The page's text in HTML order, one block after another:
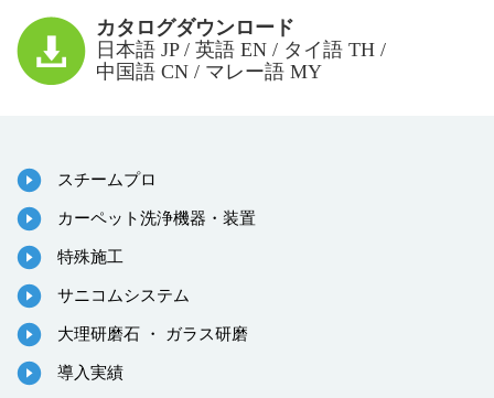
カタログダウンロード
日本語 JP / 英語 EN / タイ語 TH /
中国語 CN / マレー語 MY
スチームプロ
カーペット洗浄機器・装置
特殊施工
サニコムシステム
大理研磨石 ・ ガラス研磨
導入実績